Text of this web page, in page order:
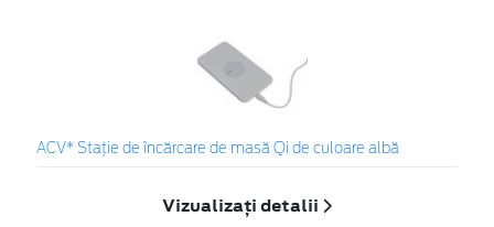
ACV* Stație de încărcare de masă Qi de culoare albă
Vizualizați detalii